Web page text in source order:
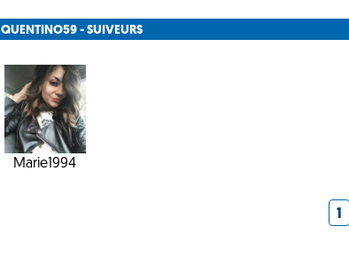
QUENTINO59 - SUIVEURS
Marie1994
1